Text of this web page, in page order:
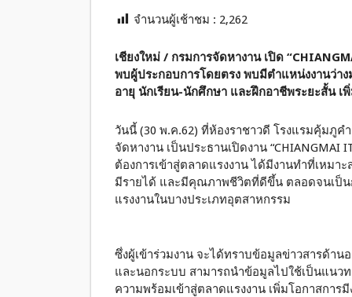
จำนวนผู้เช้าชม : 2,262
เชียงใหม่ / กรมการจัดหางาน เปิด “
พบผู้ประกอบการโดยตรง พบมีตำแหน่งงานว่า
อายุ นักเรียน-นักศึกษา และฝึกอาชีพระยะสั้น เ
วันนี้ (30 พ.ค.62) ที่ห้องราชาวดี โรงแรมคุ้มภูค
จัดหางาน เป็นประธานเปิดงาน “CHIANGMAI IT
ต้องการเข้าสู่ตลาดแรงงาน ได้มีงานทำที่เหม
มีรายได้ และมีคุณภาพชีวิตที่ดีขึ้น ตลอดจนเป็น
แรงงานในบางประเภทอุตสาหกรรม
ซึ่งผู้เข้าร่วมงาน จะได้ทราบข้อมูลข่าวสารด้าน
และนอกระบบ สามารถนำข้อมูลไปใช้เป็นแนว
ความพร้อมเข้าสู่ตลาดแรงงาน เพิ่มโอกาสการ